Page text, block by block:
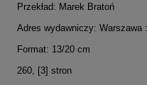
Przekład: Marek Bratoń
Adres wydawniczy: Warszawa
Format: 13/20 cm
260, [3] stron